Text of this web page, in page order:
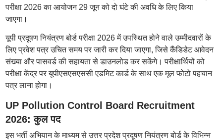
परीक्षा 2026 का आयोजन 29 जून को दो घंटे की अवधि के लिए किया
जाएगा।
यूपी प्रदूषण नियंत्रण बोर्ड परीक्षा 2026 में उपस्थित होने वाले उम्मीदवारों के
लिए प्रवेश पत्र उचित समय पर जारी कर दिया जाएगा, जिसे कैंडिडेट आवेदन
संख्या और पासवर्ड की सहायता से डाउनलोड कर सकेंगे। परीक्षार्थियों को
परीक्षा केंद्र पर यूपीएसएसएससी एडमिट कार्ड के साथ एक मूल फोटो पहचान
पत्र लाना होगा।
UP Pollution Control Board Recruitment
2026: कुल पद
इस भर्ती अभियान के माध्यम से उत्तर प्रदेश प्रदूषण नियंत्रण बोर्ड के विभिन्न